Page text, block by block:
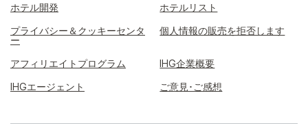
ホテル開発
ホテルリスト
プライバシー＆クッキーセンタ
ー
個人情報の販売を拒否します
アフィリエイトプログラム
IHG企業概要
IHGエージェント
ご意見･ご感想